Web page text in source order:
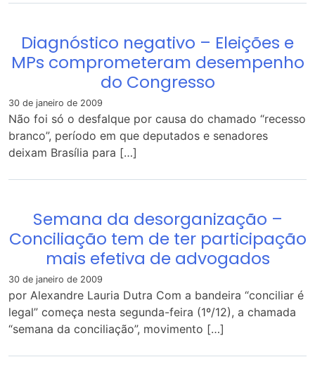
Diagnóstico negativo – Eleições e
MPs comprometeram desempenho
do Congresso
30 de janeiro de 2009
Não foi só o desfalque por causa do chamado “recesso
branco”, período em que deputados e senadores
deixam Brasília para […]
Semana da desorganização –
Conciliação tem de ter participação
mais efetiva de advogados
30 de janeiro de 2009
por Alexandre Lauria Dutra Com a bandeira “conciliar é
legal” começa nesta segunda-feira (1º/12), a chamada
“semana da conciliação”, movimento […]